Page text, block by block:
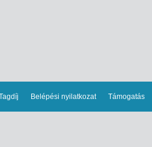
Belépési nyilatkozat Támogatás